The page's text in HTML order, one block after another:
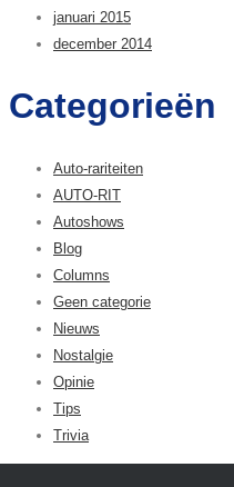
januari 2015
december 2014
Categorieën
Auto-rariteiten
AUTO-RIT
Autoshows
Blog
Columns
Geen categorie
Nieuws
Nostalgie
Opinie
Tips
Trivia